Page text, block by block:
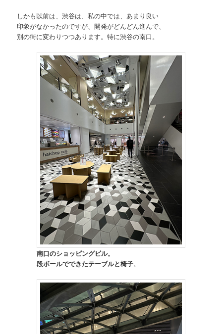
しかも以前は、渋谷は、私の中では、あまり良い
印象がなかったのですが、開発がどんどん進んで、
別の街に変わりつつあります。特に渋谷の南口。
南口のショッピングビル。
段ボールでできたテーブルと椅子。